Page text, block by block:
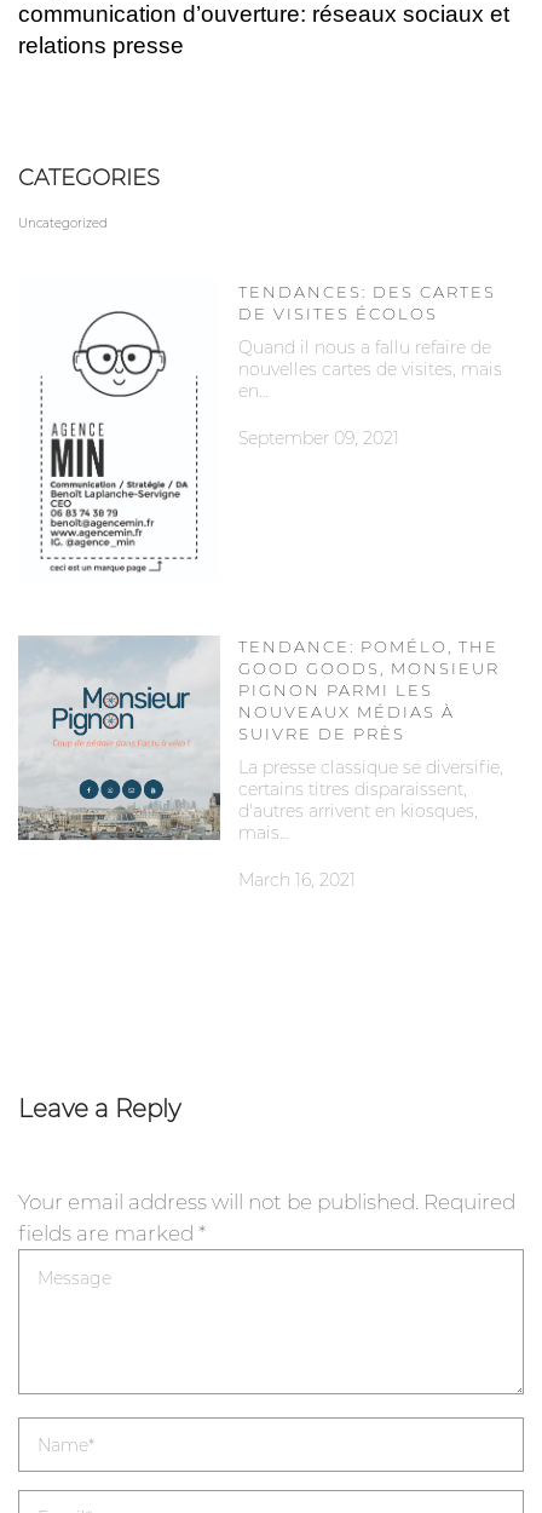
communication d’ouverture: réseaux sociaux et
relations presse
CATEGORIES
Uncategorized
TENDANCES: DES CARTES
DE VISITES ÉCOLOS
Quand il nous a fallu refaire de
nouvelles cartes de visites, mais
en…
September 09, 2021
TENDANCE: POMÉLO, THE
GOOD GOODS, MONSIEUR
PIGNON PARMI LES
NOUVEAUX MÉDIAS À
SUIVRE DE PRÈS
La presse classique se diversifie,
certains titres disparaissent,
d'autres arrivent en kiosques,
mais…
March 16, 2021
Leave a Reply
Your email address will not be published. Required
fields are marked *